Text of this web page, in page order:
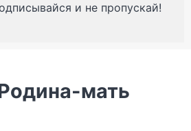
и не пропускай!
мать